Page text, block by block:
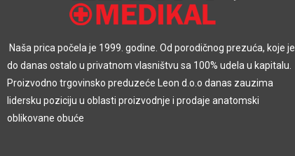
Naša prica počela je 1999. godine. Od porodičnog prezuća, koje je
do danas ostalo u privatnom vlasništvu sa 100% udela u kapitalu.
Proizvodno trgovinsko preduzeće Leon d.o.o danas zauzima
lidersku poziciju u oblasti proizvodnje i prodaje anatomski
oblikovane obuće